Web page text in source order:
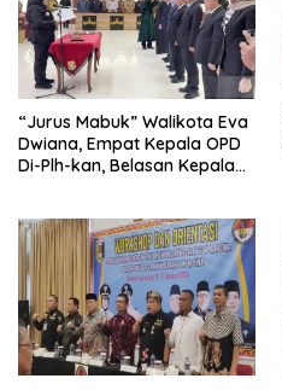
“Jurus Mabuk” Walikota Eva
Dwiana, Empat Kepala OPD
Di-Plh-kan, Belasan Kepala